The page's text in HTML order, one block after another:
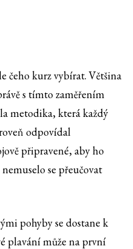
čeho kurz vybírat. Většina
s tímto zaměřením
metodika, která každý
odpovídal
připravené, aby ho
se přeučovat
pohyby se dostane k
plavání může na první